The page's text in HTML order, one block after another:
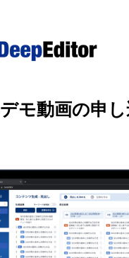
デモ動画の申